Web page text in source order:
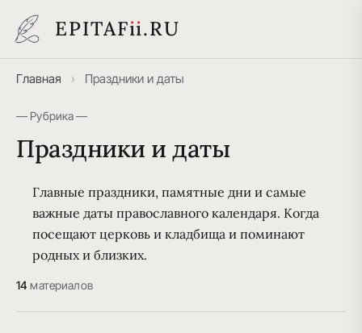
EPITAFii.RU
Главная › Праздники и даты
— Рубрика —
Праздники и даты
Главные праздники, памятные дни и самые
важные даты православного календаря. Когда
посещают церковь и кладбища и поминают
родных и близких.
14материалов